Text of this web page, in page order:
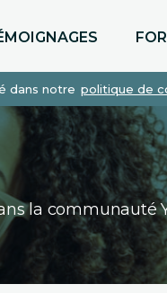
dans notre politique de
la communauté